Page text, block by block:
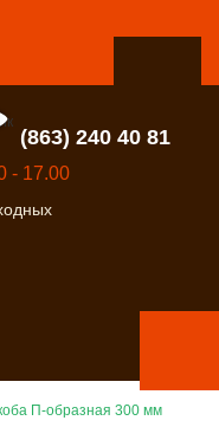
(863) 240 40 81
- 17.00
П-образная 300 мм